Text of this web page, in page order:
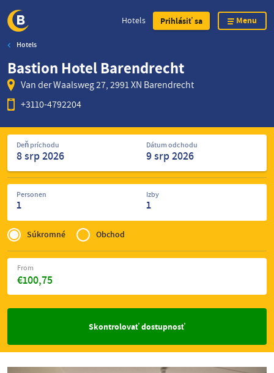
Skip
main
content
Hotels Prihlásiť sa Menu
Hotels
Bastion Hotel Barendrecht
Van der Waalsweg 27, 2991 XN Barendrecht
+3110-4792204
Vyhľadajte
hotelyDeň príchodu Dátum odchodu
Personen
1
Izby
1
Privé
of
Zakelijk
Súkromné Obchod
€100,75
From
Skontrolovať dostupnosť